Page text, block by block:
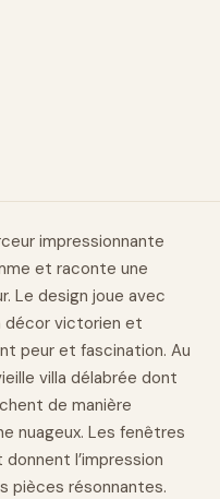
impressionnante
et raconte une
Le design joue avec
décor victorien et
peur et fascination. Au
villa délabrée dont
de manière
nuageux. Les fenêtres
l’impression
pièces résonnantes.